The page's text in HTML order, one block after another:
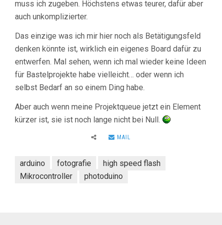
muss ich zugeben. Höchstens etwas teurer, dafür aber
auch unkomplizierter.
Das einzige was ich mir hier noch als Betätigungsfeld
denken könnte ist, wirklich ein eigenes Board dafür zu
entwerfen. Mal sehen, wenn ich mal wieder keine Ideen
für Bastelprojekte habe vielleicht… oder wenn ich
selbst Bedarf an so einem Ding habe.
Aber auch wenn meine Projektqueue jetzt ein Element
kürzer ist, sie ist noch lange nicht bei Null.
MAIL
arduino fotografie
high speed flash
Mikrocontroller
photoduino